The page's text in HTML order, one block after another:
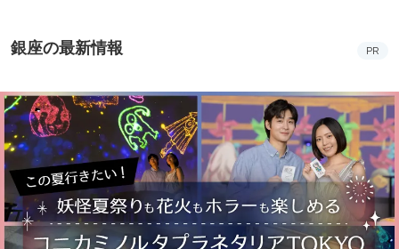
銀座の最新情報 PR